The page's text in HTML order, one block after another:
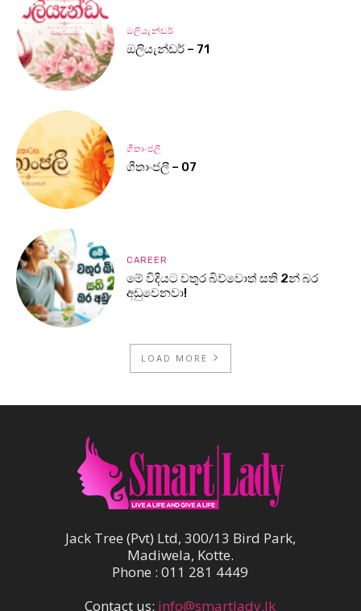
ඔලියැන්ඩර්
ඔලියැන්ඩර් – 71
ගීතාංජලී
ගීතාංජලී – 07
CAREER
මේ විදියට වතුර බිව්වොත් සති 2න් බර
අඩුවෙනවා!
LOAD MORE
Jack Tree (Pvt) Ltd, 300/13 Bird Park,
Madiwela, Kotte.
Phone : 011 281 4449
Contact us: info@smartlady.lk